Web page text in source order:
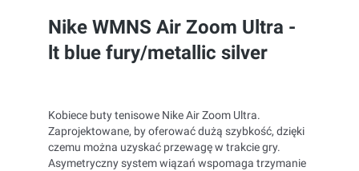
Nike WMNS Air Zoom Ultra -
lt blue fury/metallic silver
Kobiece buty tenisowe Nike Air Zoom Ultra.
Zaprojektowane, by oferować dużą szybkość, dzięki
czemu można uzyskać przewagę w trakcie gry.
Asymetryczny system wiązań wspomaga trzymanie